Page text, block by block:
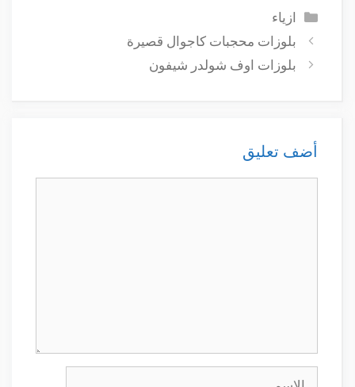
التصنيفات
ازياء
بلوزات محجبات كاجوال قصيرة
بلوزات اوف شولدر شيفون
أضف تعليق
الاسم